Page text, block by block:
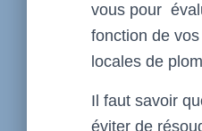
vous pour
fonction de
locales de
Il faut savoir
éviter de